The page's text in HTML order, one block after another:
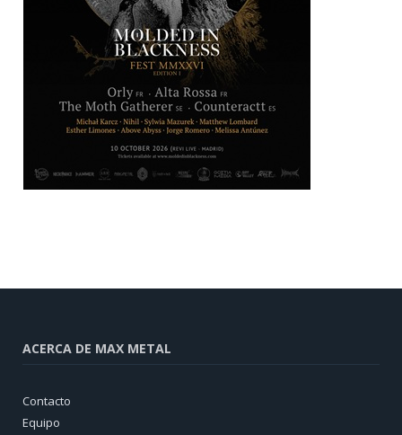
ACERCA DE MAX METAL
Contacto
Equipo